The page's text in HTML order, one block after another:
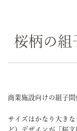
桜柄の組
商業施設向けの組子間
サイズはかなり大き
ど）デザインが「桜